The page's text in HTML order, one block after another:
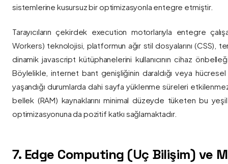
sistemlerine kusursuz bir optimizasyonla entegre etmiştir.
Tarayıcıların çekirdek execution motorlarıyla entegre
Workers) teknolojisi, platformun ağır stil dosyalarını (CSS),
dinamik javascript kütüphanelerini kullanıcının cihaz
Böylelikle, internet bant genişliğinin daraldığı veya
yaşandığı durumlarda dahi sayfa yüklenme süreleri
bellek (RAM) kaynaklarını minimal düzeyde tüketen bu yeşil
optimizasyonuna da pozitif katkı sağlamaktadır.
7. Edge Computing (Uç Bilişim) ve